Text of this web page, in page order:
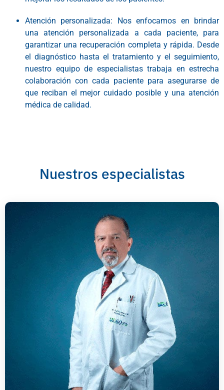
Atención personalizada: Nos enfocamos en brindar
una atención personalizada a cada paciente, para
garantizar una recuperación completa y rápida. Desde
el diagnóstico hasta el tratamiento y el seguimiento,
nuestro equipo de especialistas trabaja en estrecha
colaboración con cada paciente para asegurarse de
que reciban el mejor cuidado posible y una atención
médica de calidad.
Nuestros especialistas